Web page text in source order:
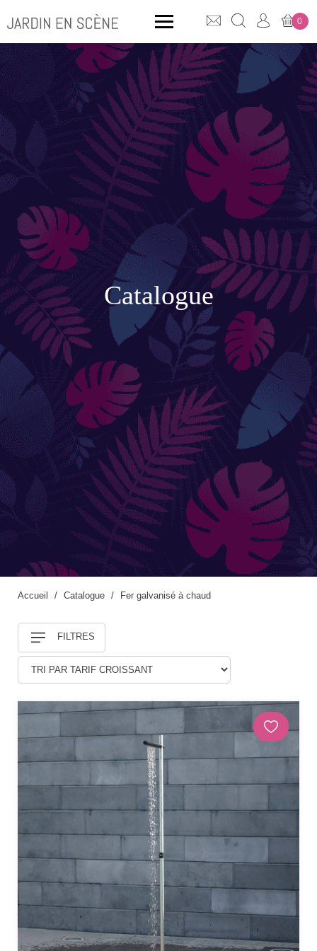
CLICK & COLLECT
MOBILIER OUTDOOR
Bancs
Rangements
ACCESSOIRES
Accessoires de jardinage
Boites aux lettres
Enceintes extérieures
BACS ET JARDINIÈRES
Jarres / Vases
Potager
Pots / Bacs
Pots XXL
CÔTÉ EAU
Douches
DÉCORATIONS ET STATUES
Animaux
Statues personnages
PARASOLS & OMBRAGE
Parasols déportés
Parasols droits
Voiles
Accessoires et pieds
0
QUE CHERCHEZ-VOUS ?
Catalogue
FILTRES
Accueil Catalogue Fer galvanisé à chaud